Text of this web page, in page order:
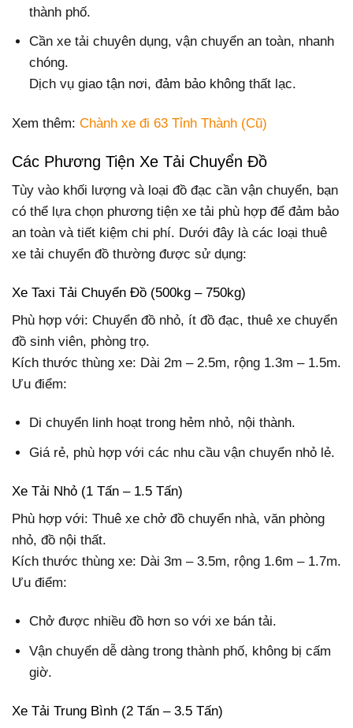
thành phố.
Cần xe tải chuyên dụng, vận chuyển an toàn, nhanh
chóng.
Dịch vụ giao tận nơi, đảm bảo không thất lạc.
Xem thêm: Chành xe đi 63 Tỉnh Thành (Cũ)
Các Phương Tiện Xe Tải Chuyển Đồ
Tùy vào khối lượng và loại đồ đạc cần vận chuyển, bạn
có thể lựa chọn phương tiện xe tải phù hợp để đảm bảo
an toàn và tiết kiệm chi phí. Dưới đây là các loại thuê
xe tải chuyển đồ thường được sử dụng:
Xe Taxi Tải Chuyển Đồ (500kg – 750kg)
Phù hợp với: Chuyển đồ nhỏ, ít đồ đạc, thuê xe chuyển
đồ sinh viên, phòng trọ.
Kích thước thùng xe: Dài 2m – 2.5m, rộng 1.3m – 1.5m.
Ưu điểm:
Di chuyển linh hoạt trong hẻm nhỏ, nội thành.
Giá rẻ, phù hợp với các nhu cầu vận chuyển nhỏ lẻ.
Xe Tải Nhỏ (1 Tấn – 1.5 Tấn)
Phù hợp với: Thuê xe chở đồ chuyển nhà, văn phòng
nhỏ, đồ nội thất.
Kích thước thùng xe: Dài 3m – 3.5m, rộng 1.6m – 1.7m.
Ưu điểm:
Chở được nhiều đồ hơn so với xe bán tải.
Vận chuyển dễ dàng trong thành phố, không bị cấm
giờ.
Xe Tải Trung Bình (2 Tấn – 3.5 Tấn)